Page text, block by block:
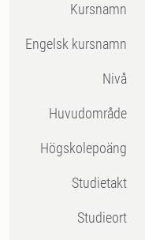
Kursnamn
Engelsk kursnamn
Nivå
Huvudområde
högskolepoäng
Studietakt
Studieort